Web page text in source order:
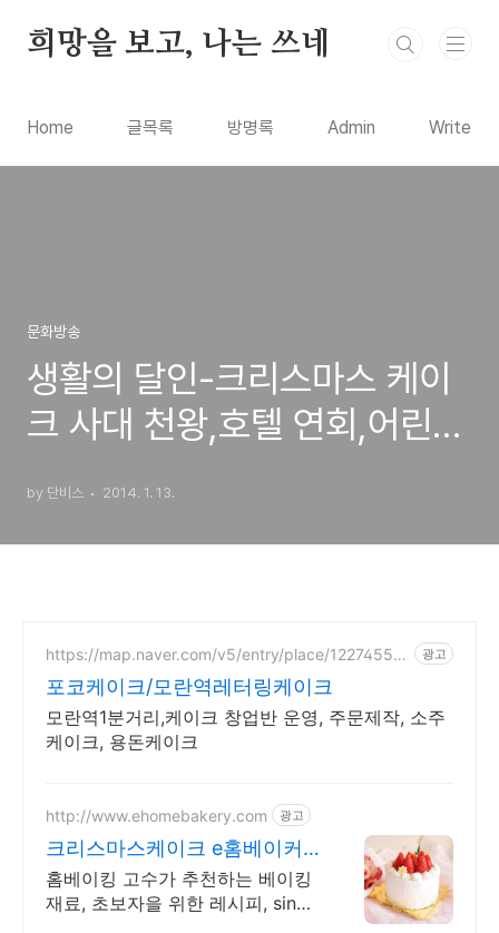
희망을 보고, 나는 쓰네
Home 글목록 방명록 Admin Write
문화방송
생활의 달인-크리스마스 케이
크 사대 천왕,호텔 연회,어린이
송 정보)
by 단비스 2014. 1. 13.
https://map.naver.com/v5/entry/place/12274550
광고
포코케이크/모란역레터링케이크
모란역1분거리,케이크 창업반 운영, 주문제작, 소주
케이크, 용돈케이크
http://www.ehomebakery.com 광고
크리스마스케이크 e홈베이커
리 홈베이킹 핫플레이스!
홈베이킹 고수가 추천하는 베이킹
재료, 초보자을 위한 레시피, since